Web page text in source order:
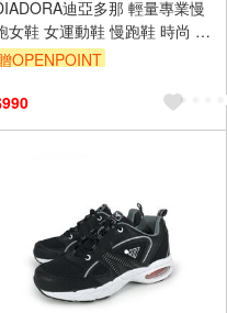
迪亞多那 輕量專業慢
女鞋 女運動鞋 慢跑鞋 時尚 撞
透氣 散熱 保護後跟 耐磨 止滑
OPENPOINT